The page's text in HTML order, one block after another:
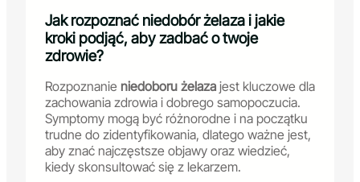
Jak rozpoznać niedobór żelaza i jakie
kroki podjąć, aby zadbać o twoje
zdrowie?
Rozpoznanie niedoboru żelaza jest kluczowe dla
zachowania zdrowia i dobrego samopoczucia.
Symptomy mogą być różnorodne i na początku
trudne do zidentyfikowania, dlatego ważne jest,
aby znać najczęstsze objawy oraz wiedzieć,
kiedy skonsultować się z lekarzem.